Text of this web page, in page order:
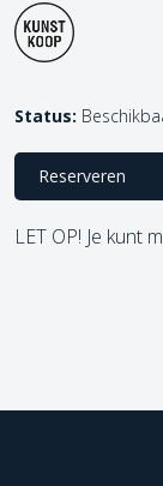
Status:
Reserveren
LET OP! Je kunt